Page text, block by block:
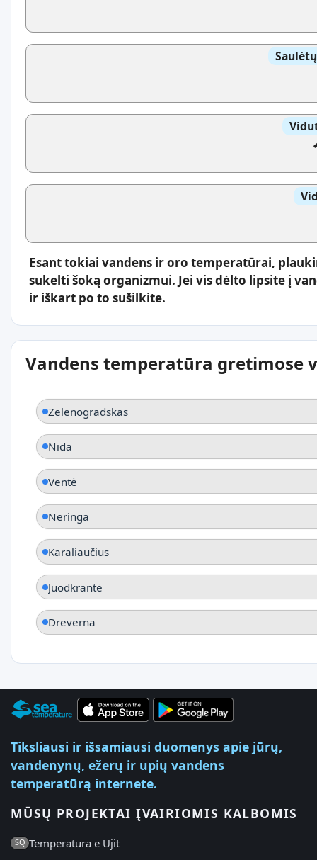
Esant tokiai vandens ir oro temperatūrai,
sukelti šoką organizmui. Jei vis dėlto lipsite į
ir iškart po to sušilkite.
Vandens temperatūra gretimose
Zelenogradskas
Nida
Ventė
Neringa
Karaliaučius
Juodkrantė
Dreverna
Tiksliausi ir išsamiausi duomenys apie jūrų,
vandenynų, ežerų ir upių vandens
temperatūrą internete.
MŪSŲ PROJEKTAI ĮVAIRIOMIS KALBOMIS
SQ Temperatura e Ujit